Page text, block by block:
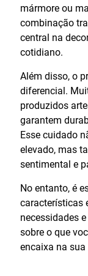
mármore ou
combinação
central na
cotidiano.
Além disso, o
diferencial.
produzidos
garantem
Esse cuidado
elevado, mas
sentimental e
No entanto, é
características
necessidades
sobre o que
encaixa na sua